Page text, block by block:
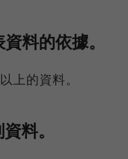
料的依據。
上的資料。
料。